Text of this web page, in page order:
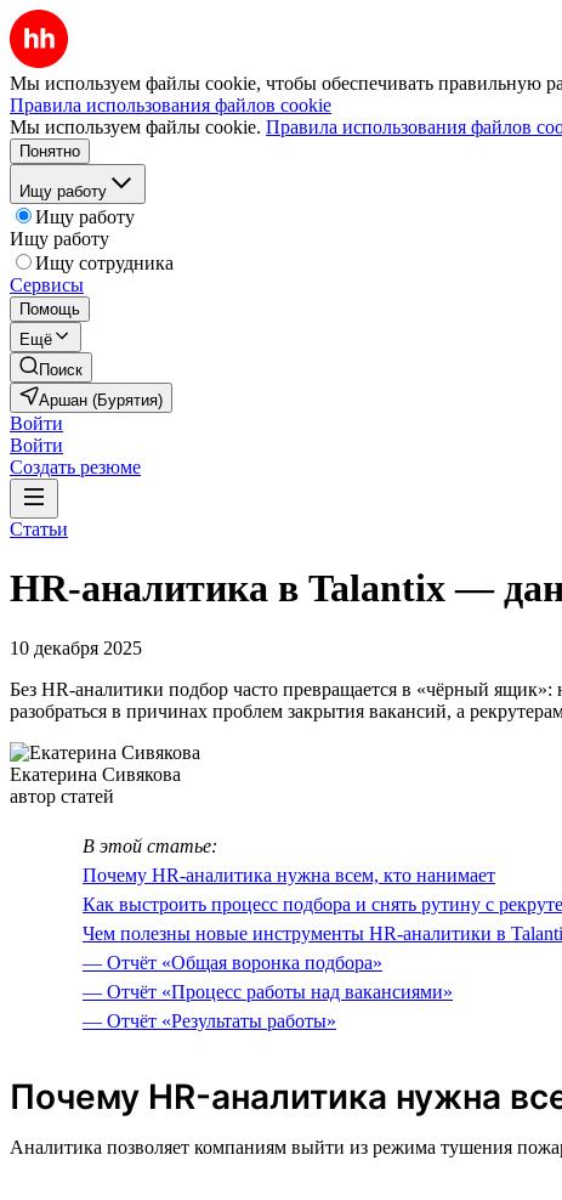
Мы используем файлы cookie, чтобы обеспечивать правильную
Правила использования файлов cookie
Мы используем файлы cookie. Правила использования файлов
Понятно
Ищу работу
Ищу работу
Ищу работу
Ищу сотрудника
Сервисы
Помощь
Ещё
Поиск
Аршан (Бурятия)
Войти
Войти
Создать резюме
Статьи
HR-аналитика в Talantix —
10 декабря 2025
Без HR-аналитики подбор часто превращается в «чёрный
разобраться в причинах проблем закрытия вакансий, а
Екатерина Сивякова
автор статей
В этой статье:
Почему HR-аналитика нужна всем, кто нанимает
Как выстроить процесс подбора и снять рутину с
Чем полезны новые инструменты HR-аналитики в
— Отчёт «Общая воронка подбора»
— Отчёт «Процесс работы над вакансиями»
— Отчёт «Результаты работы»
Почему HR-аналитика нужна
Аналитика позволяет компаниям выйти из режима тушения